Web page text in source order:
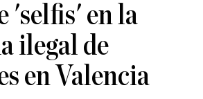
'selfis' en la
ilegal de
en Valencia